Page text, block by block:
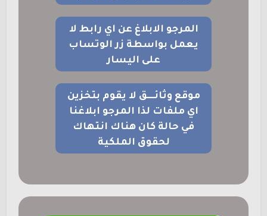
المرجو الابلاغ عن اي رابط لا
يعمل بواسطة زر الوتساب
على اليسار
موقع وثائــــق لا يقوم بتخزين
اي ملفات لذا المرجو ابلاغنا
في حالة كان هناك انتهاك
لحقوق الملكية